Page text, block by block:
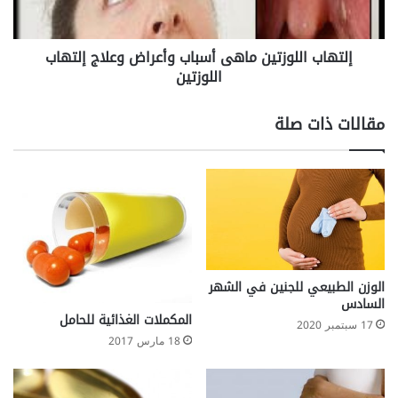
ل
ي
ج
ل
ب
ا
ل
ا
د
ة
ل
ن
م
ا
ه
ى
أ
ا
ب
و
ر
ا
إلتهاب اللوزتين ماهى أسباب وأعراض وعلاج إلتهاب
اللوزتين
مقالات ذات صلة
الوزن الطبيعي للجنين في الشهر
السادس
17 سبتمبر 2020 المكملات الغذائية للحامل
18 مارس 2017